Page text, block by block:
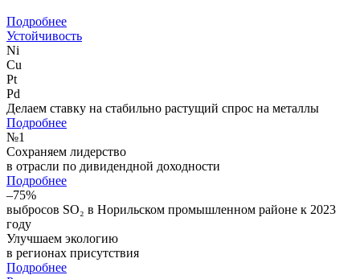
Подробнее
Устойчивость
Ni
Cu
Pt
Pd
Делаем ставку на стабильно растущий спрос на металлы
Подробнее
№1
Сохраняем лидерство
в отрасли по дивидендной доходности
Подробнее
–75%
выбросов SO₂ в Норильском промышленном районе к 2023
году
Улучшаем экологию
в регионах присутствия
Подробнее